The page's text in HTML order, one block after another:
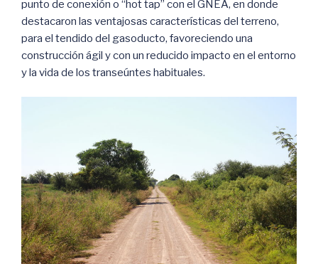
punto de conexión o “hot tap” con el GNEA, en donde
destacaron las ventajosas características del terreno,
para el tendido del gasoducto, favoreciendo una
construcción ágil y con un reducido impacto en el entorno
y la vida de los transeúntes habituales.